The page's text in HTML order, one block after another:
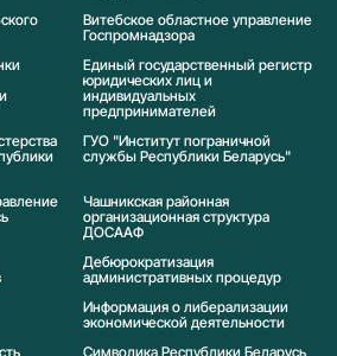
Витебское областное управление
Госпромнадзора
Единый государственный регистр
юридических лиц и
индивидуальных
предпринимателей
ГУО "Институт пограничной
службы Республики Беларусь"
Чашникская районная
организационная структура
ДОСААФ
Дебюрократизация
административных процедур
Информация о либерализации
экономической деятельности
Символика Реcпублики Беларусь